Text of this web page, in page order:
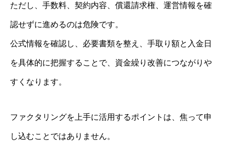
ただし、手数料、契約内容、償還請求権、運営情報を確
認せずに進めるのは危険です。
公式情報を確認し、必要書類を整え、手取り額と入金日
を具体的に把握することで、資金繰り改善につながりや
すくなります。
ファクタリングを上手に活用するポイントは、焦って申
し込むことではありません。